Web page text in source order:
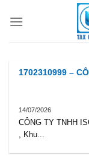
1702310999 –
14/07/2026
CÔNG TY TNHH
, Khu...